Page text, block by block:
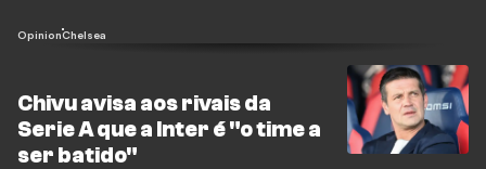
OpinionChelsea
Chivu avisa aos rivais da
Serie A que a Inter é "o time a
ser batido"